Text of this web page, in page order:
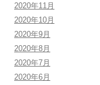
2020年11月
2020年10月
2020年9月
2020年8月
2020年7月
2020年6月